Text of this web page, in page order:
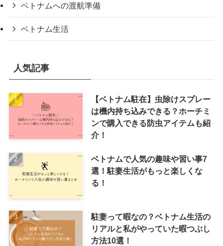
ベトナムへの渡航準備
ベトナム生活
人気記事
【ベトナム駐在】虫除けスプレー
は機内持ち込みできる？ホーチミ
ンで購入できる防虫アイテムも紹
介！
ベトナムで人気の趣味や習い事7
選！駐妻生活がもっと楽しくな
る！
駐妻って暇なの？ベトナム生活の
リアルと私がやっていた暇つぶし
方法10選！